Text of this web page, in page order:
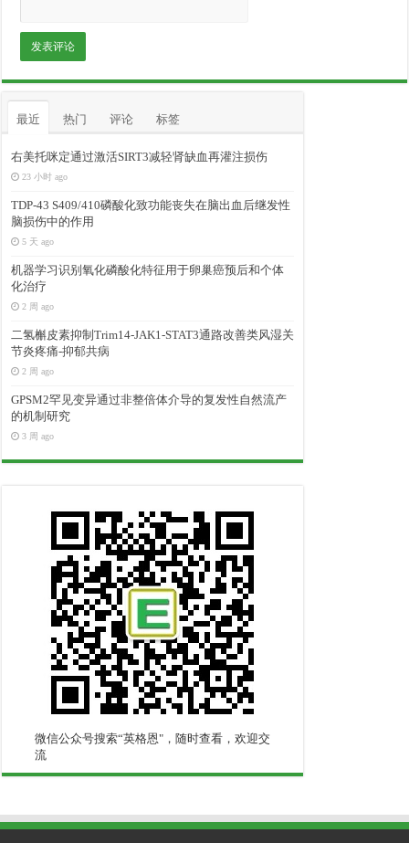
最近 热门 评论 标签
右美托咪定通过激活SIRT3减轻肾缺血再灌注损伤
23 小时 ago
TDP-43 S409/410磷酸化致功能丧失在脑出血后继发性
脑损伤中的作用
5 天 ago
机器学习识别氧化磷酸化特征用于卵巢癌预后和个体
化治疗
2 周 ago
二氢槲皮素抑制Trim14-JAK1-STAT3通路改善类风湿关
节炎疼痛-抑郁共病
2 周 ago
GPSM2罕见变异通过非整倍体介导的复发性自然流产
的机制研究
3 周 ago
微信公众号搜索“英格恩"，随时查看，欢迎交
流